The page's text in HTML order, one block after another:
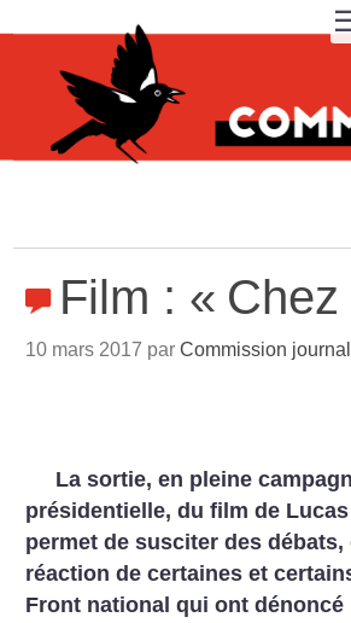
Film : «
10 mars 2017 parCommission
La sortie, en pleine
présidentielle, du film de
permet de susciter des débats,
réaction de certaines et
Front national qui ont dénoncé